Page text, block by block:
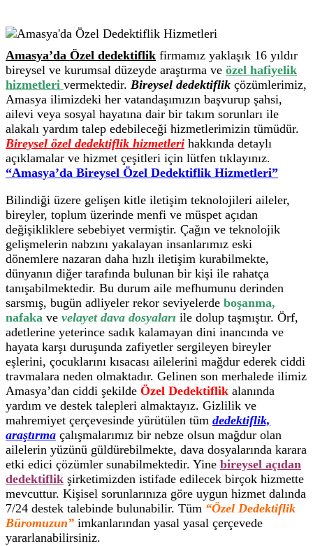
Amasya’da Özel dedektiflik firmamız yaklaşık 16 yıldır
bireysel ve kurumsal düzeyde araştırma ve özel hafiyelik
hizmetleri vermektedir. Bireysel dedektiflik çözümlerimiz,
Amasya ilimizdeki her vatandaşımızın başvurup şahsi,
ailevi veya sosyal hayatına dair bir takım sorunları ile
alakalı yardım talep edebileceği hizmetlerimizin tümüdür.
Bireysel özel dedektiflik hizmetleri hakkında detaylı
açıklamalar ve hizmet çeşitleri için lütfen tıklayınız.
“Amasya’da Bireysel Özel Dedektiflik Hizmetleri”
Bilindiği üzere gelişen kitle iletişim teknolojileri aileler,
bireyler, toplum üzerinde menfi ve müspet açıdan
değişikliklere sebebiyet vermiştir. Çağın ve teknolojik
gelişmelerin nabzını yakalayan insanlarımız eski
dönemlere nazaran daha hızlı iletişim kurabilmekte,
dünyanın diğer tarafında bulunan bir kişi ile rahatça
tanışabilmektedir. Bu durum aile mefhumunu derinden
sarsmış, bugün adliyeler rekor seviyelerde boşanma,
nafaka ve velayet dava dosyaları ile dolup taşmıştır. Örf,
adetlerine yeterince sadık kalamayan dini inancında ve
hayata karşı duruşunda zafiyetler sergileyen bireyler
eşlerini, çocuklarını kısacası ailelerini mağdur ederek ciddi
travmalara neden olmaktadır. Gelinen son merhalede ilimiz
Amasya’dan ciddi şekilde Özel Dedektiflik alanında
yardım ve destek talepleri almaktayız. Gizlilik ve
mahremiyet çerçevesinde yürütülen tüm dedektiflik,
araştırma çalışmalarımız bir nebze olsun mağdur olan
ailelerin yüzünü güldürebilmekte, dava dosyalarında karara
etki edici çözümler sunabilmektedir. Yine bireysel açıdan
dedektiflik şirketimizden istifade edilecek birçok hizmette
mevcuttur. Kişisel sorunlarınıza göre uygun hizmet dalında
7/24 destek talebinde bulunabilir. Tüm “Özel Dedektiflik
Büromuzun” imkanlarından yasal yasal çerçevede
yararlanabilirsiniz.